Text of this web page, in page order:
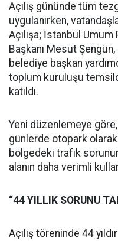
Açılış gününde tüm
uygulanırken,
Açılışa; İstanbul Umum
Başkanı Mesut
belediye başkan
toplum kuruluşu
katıldı.
Yeni düzenlemeye göre,
günlerde otopark
bölgedeki trafik
alanın daha verimli
“44 YILLIK SORUNU
Açılış töreninde 44